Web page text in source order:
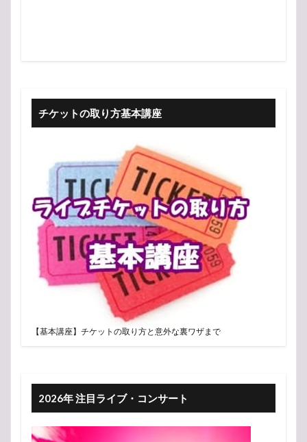
チケットの取り方基本講座
【基本講座】チケットの取り方と意外な裏ワザまで
2026年 注目ライブ・コンサート